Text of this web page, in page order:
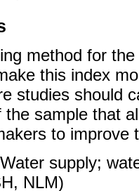
method for
this index
studies should
the sample that
to improve
Water supply;
NLM)